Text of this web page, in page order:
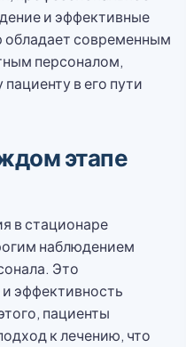
и эффективные
современным
персоналом,
в его пути
этапе
в стационаре
наблюдением
Это
эффективность
пациенты
к лечению, что